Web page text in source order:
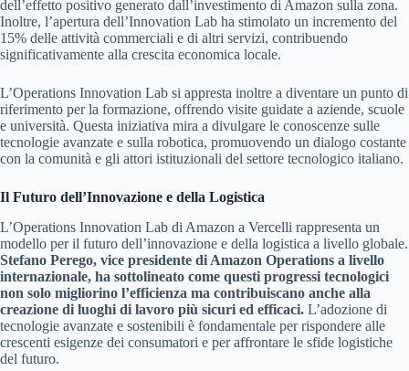
dell’effetto positivo generato dall’investimento di Amazon sulla zona.
Inoltre, l’apertura dell’Innovation Lab ha stimolato un incremento del
15% delle attività commerciali e di altri servizi, contribuendo
significativamente alla crescita economica locale.
L’Operations Innovation Lab si appresta inoltre a diventare un punto di
riferimento per la formazione, offrendo visite guidate a aziende, scuole
e università. Questa iniziativa mira a divulgare le conoscenze sulle
tecnologie avanzate e sulla robotica, promuovendo un dialogo costante
con la comunità e gli attori istituzionali del settore tecnologico italiano.
Il Futuro dell’Innovazione e della Logistica
L’Operations Innovation Lab di Amazon a Vercelli rappresenta un
modello per il futuro dell’innovazione e della logistica a livello globale.
Stefano Perego, vice presidente di Amazon Operations a livello
internazionale, ha sottolineato come questi progressi tecnologici
non solo migliorino l’efficienza ma contribuiscano anche alla
creazione di luoghi di lavoro più sicuri ed efficaci. L’adozione di
tecnologie avanzate e sostenibili è fondamentale per rispondere alle
crescenti esigenze dei consumatori e per affrontare le sfide logistiche
del futuro.